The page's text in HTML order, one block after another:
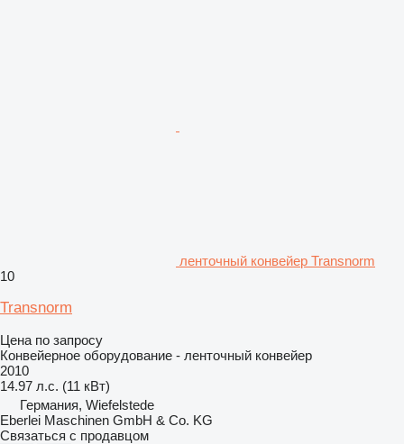
ленточный конвейер Transnorm
10
Transnorm
Цена по запросу
Конвейерное оборудование - ленточный конвейер
2010
14.97 л.с. (11 кВт)
Германия, Wiefelstede
Eberlei Maschinen GmbH & Co. KG
Связаться с продавцом